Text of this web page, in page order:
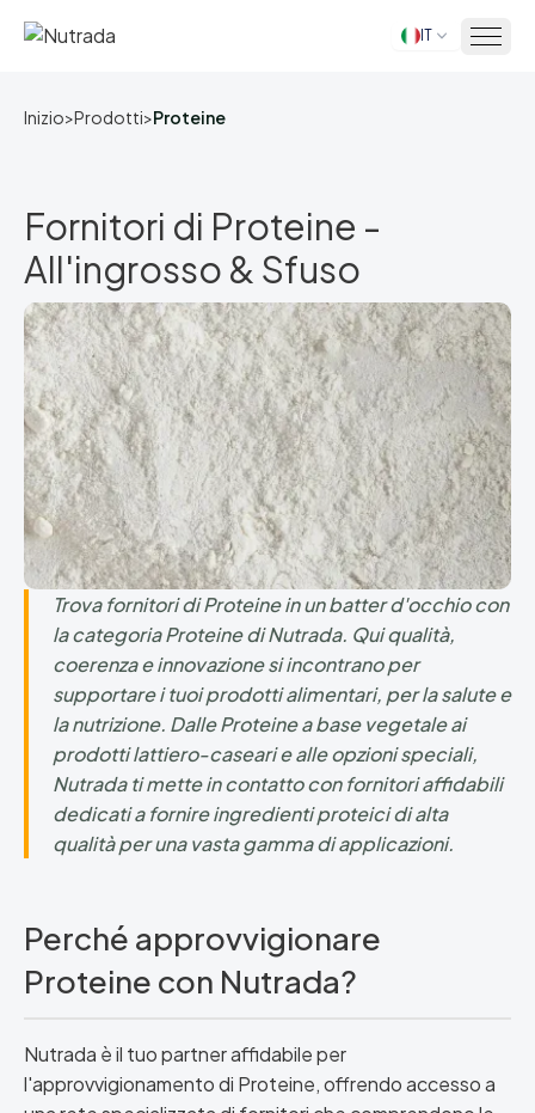
Inizio IT
Inizio>Prodotti>Proteine
Fornitori di Proteine -
All'ingrosso & Sfuso
Trova fornitori di Proteine in un batter d'occhio con
la categoria Proteine di Nutrada. Qui qualità,
coerenza e innovazione si incontrano per
supportare i tuoi prodotti alimentari, per la salute e
la nutrizione. Dalle Proteine a base vegetale ai
prodotti lattiero-caseari e alle opzioni speciali,
Nutrada ti mette in contatto con fornitori affidabili
dedicati a fornire ingredienti proteici di alta
qualità per una vasta gamma di applicazioni.
Perché approvvigionare
Proteine con Nutrada?
Nutrada è il tuo partner affidabile per
l'approvvigionamento di Proteine, offrendo accesso a